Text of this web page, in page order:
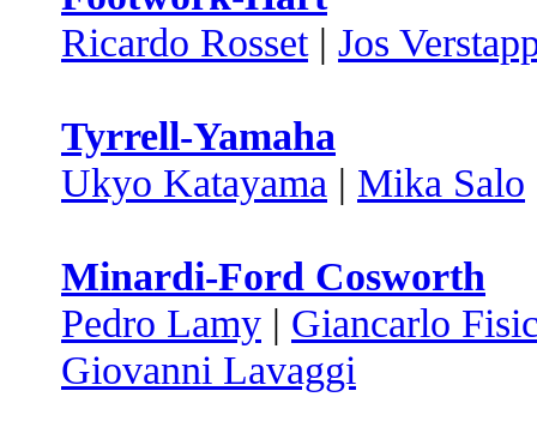
Ricardo Rosset| Jos
Tyrrell-Yamaha
Ukyo Katayama | Mika Salo
Minardi-Ford Cosworth
Pedro Lamy | Giancarlo
Giovanni Lavaggi